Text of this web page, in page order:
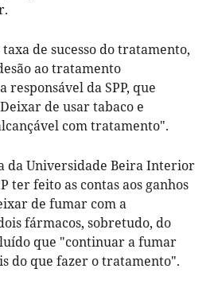
de sucesso do tratamento,
ao tratamento
responsável da SPP, que
de usar tabaco e
com tratamento".
da Universidade Beira Interior
ter feito as contas aos ganhos
de fumar com a
fármacos, sobretudo, do
que "continuar a fumar
do que fazer o tratamento".